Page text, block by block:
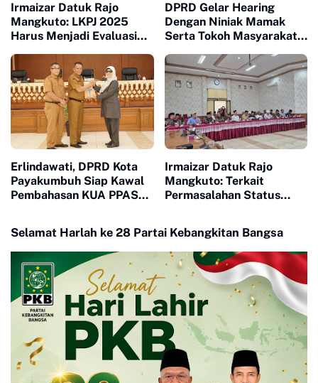
Irmaizar Datuk Rajo
Mangkuto: LKPJ 2025
Harus Menjadi Evaluasi
Lesunya Ekonomi
Masyarakat
DPRD Gelar Hearing
Dengan Niniak Mamak
Serta Tokoh Masyarakat
Godang dan Koto Nan
Ompek
Erlindawati, DPRD Kota
Payakumbuh Siap Kawal
Pembahasan KUA PPAS
Irmaizar Datuk Rajo
Mangkuto: Terkait
Permasalahan Status
Pasar Payakumbuh, DPRD
Siap Memfasilitasi Pihak
Terkait Untuk Duduk Satu
Meja Mencari Jalan
Terbaik
Selamat Harlah ke 28 Partai Kebangkitan Bangsa